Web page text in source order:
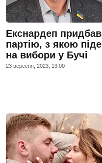
Екснардеп придбав
партію, з якою піде
на вибори у Бучі
23 вересня, 2023, 13:00